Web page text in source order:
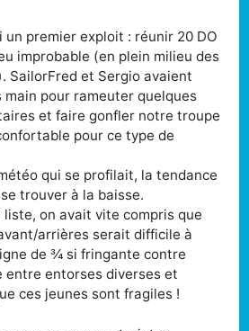
un premier exploit : réunir 20 DO
improbable (en plein milieu des
SailorFred et Sergio avaient
pour rameuter quelques
et faire gonfler notre troupe
pour ce type de
qui se profilait, la tendance
trouver à la baisse.
on avait vite compris que
arrières serait difficile à
de ¾ si fringante contre
entre entorses diverses et
ces jeunes sont fragiles !